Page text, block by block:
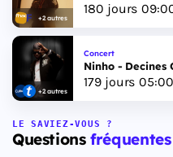
+2 autres
180 jours 09:
+2 autres
Concert
Ninho - Decines
179jours 05:00
LE SAVIEZ-VOUS ?
Questionsfréquentes